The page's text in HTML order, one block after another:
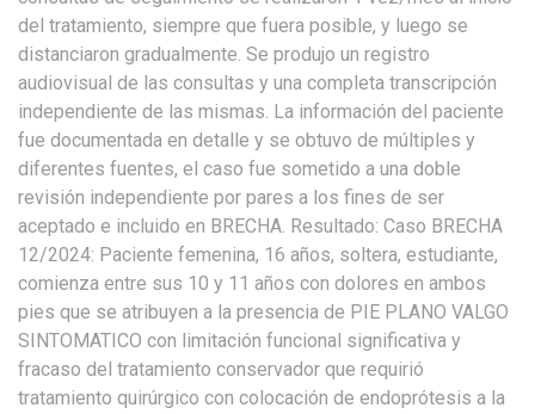
del tratamiento, siempre que fuera posible, y luego se
distanciaron gradualmente. Se produjo un registro
audiovisual de las consultas y una completa transcripción
independiente de las mismas. La información del paciente
fue documentada en detalle y se obtuvo de múltiples y
diferentes fuentes, el caso fue sometido a una doble
revisión independiente por pares a los fines de ser
aceptado e incluido en BRECHA. Resultado: Caso BRECHA
12/2024: Paciente femenina, 16 años, soltera, estudiante,
comienza entre sus 10 y 11 años con dolores en ambos
pies que se atribuyen a la presencia de PIE PLANO VALGO
SINTOMATICO con limitación funcional significativa y
fracaso del tratamiento conservador que requirió
tratamiento quirúrgico con colocación de endoprótesis a la